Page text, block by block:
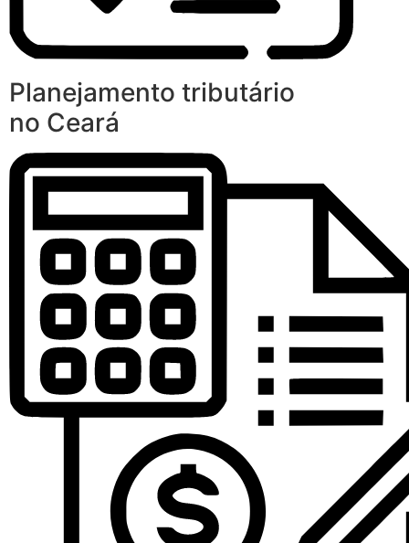
Planejamento tributário
no Ceará